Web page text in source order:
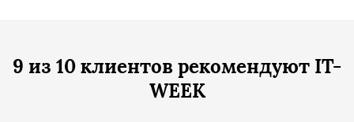
9 из 10 клиентов рекомендуют IT-
WEEK